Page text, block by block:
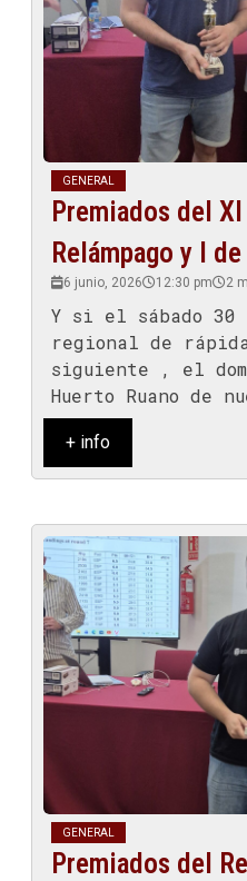
GENERAL
Premiados del XI
Relámpago y I
6 junio, 2026 12:30 pm 2
Y si el sábado 30
regional de
siguiente , el
Huerto Ruano de
+ info
GENERAL
Premiados del